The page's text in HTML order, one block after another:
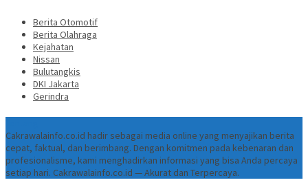
Berita Otomotif
Berita Olahraga
Kejahatan
Nissan
Bulutangkis
DKI Jakarta
Gerindra
Cakrawalainfo.co.id hadir sebagai media online yang menyajikan berita
cepat, faktual, dan berimbang. Dengan komitmen pada kebenaran dan
profesionalisme, kami menghadirkan informasi yang bisa Anda percaya
setiap hari. Cakrawalainfo.co.id — Akurat dan Terpercaya.